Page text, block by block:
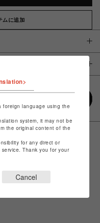
ムに追加
foreign language using the
system, it may not be
the original content of the
for any direct or
Thank you for your
Cancel